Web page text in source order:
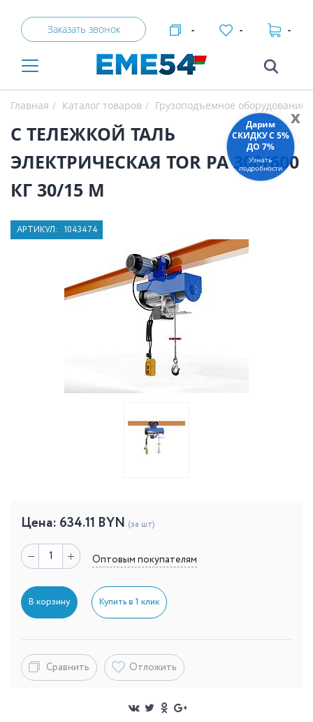
Заказать звонок - - -
Главная Каталог товаров Грузоподъемное оборудование
С ТЕЛЕЖКОЙ ТАЛЬ
ЭЛЕКТРИЧЕСКАЯ TOR PA 300/600
КГ 30/15 М
АРТИКУЛ: 1043474
Цена: 634.11 BYN (за шт)
Оптовым покупателям
В корзину Купить в 1 клик
Сравнить Отложить
x
Дарим
СКИДКУ C 5%
ДО 7%
Узнать
подробности